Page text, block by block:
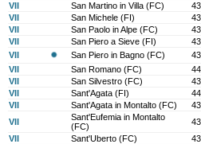
VII
San Martino in Villa (FC)
VII
San Michele (FI)
VII
San Paolo in Alpe (FC)
VII
San Piero a Sieve (FI)
VII
San Piero in Bagno (FC)
VII
San Romano (FC)
VII
San Silvestro (FC)
VII
Sant'Agata (FI)
VII
Sant'Agata in Montalto (FC)
VII
Sant'Eufemia in Montalto
(FC)
VII
Sant'Uberto (FC)